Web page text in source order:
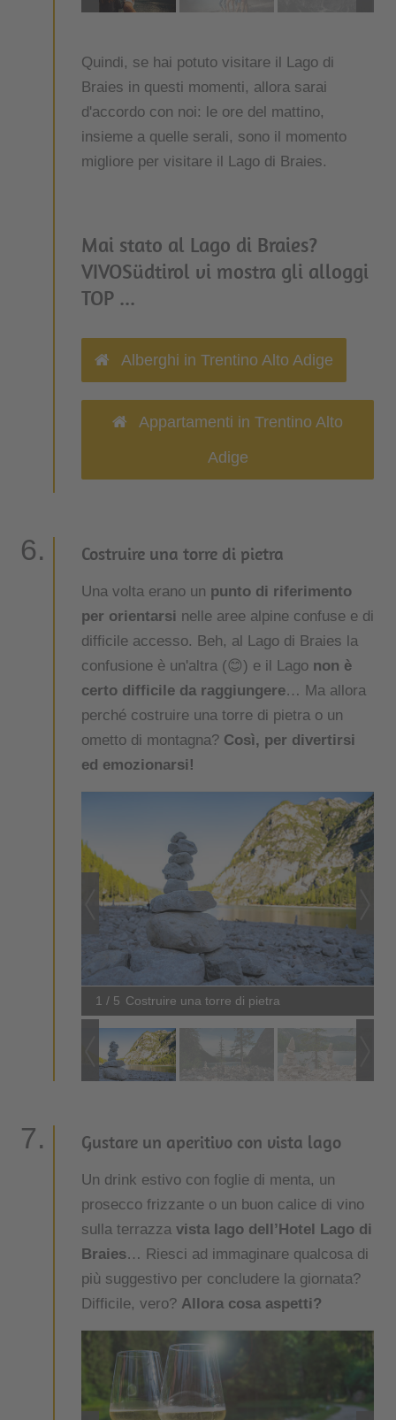
Quindi, se hai potuto visitare il Lago di
Braies in questi momenti, allora sarai
d'accordo con noi: le ore del mattino,
insieme a quelle serali, sono il momento
migliore per visitare il Lago di Braies.
Mai stato al Lago di Braies?
VIVOSüdtirol vi mostra gli alloggi
TOP ...
Alberghi in Trentino Alto Adige
Appartamenti in Trentino Alto
Adige
Costruire una torre di pietra
Una volta erano un punto di riferimento
per orientarsi nelle aree alpine confuse e di
difficile accesso. Beh, al Lago di Braies la
confusione è un'altra (😊) e il Lago non è
certo difficile da raggiungere… Ma allora
perché costruire una torre di pietra o un
ometto di montagna? Così, per divertirsi
ed emozionarsi!
1 / 5 Costruire una torre di pietra
Gustare un aperitivo con vista lago
Un drink estivo con foglie di menta, un
prosecco frizzante o un buon calice di vino
sulla terrazza vista lago dell’Hotel Lago di
Braies… Riesci ad immaginare qualcosa di
più suggestivo per concludere la giornata?
Difficile, vero? Allora cosa aspetti?